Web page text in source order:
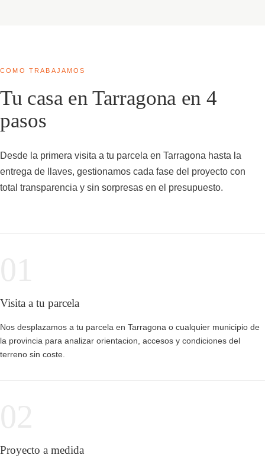
COMO TRABAJAMOS
Tu casa en Tarragona en 4
pasos
Desde la primera visita a tu parcela en Tarragona hasta la
entrega de llaves, gestionamos cada fase del proyecto con
total transparencia y sin sorpresas en el presupuesto.
Visita a tu parcela
Nos desplazamos a tu parcela en Tarragona o cualquier municipio de
la provincia para analizar orientacion, accesos y condiciones del
terreno sin coste.
Proyecto a medida